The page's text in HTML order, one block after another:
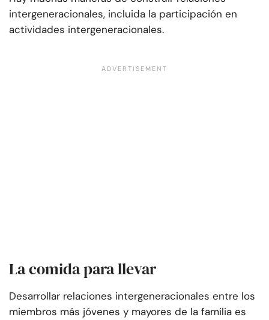
intergeneracionales, incluida la participación en
actividades intergeneracionales.
La comida para llevar
Desarrollar relaciones intergeneracionales entre los
miembros más jóvenes y mayores de la familia es